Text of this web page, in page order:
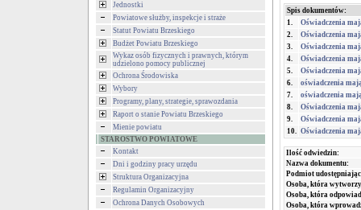
Jednostki
Powiatowe służby, inspekcje i straże
Statut Powiatu Brzeskiego
Budżet Powiatu Brzeskiego
Wykaz osób fizycznych i prawnych, którym
udzielono pomocy publicznej
Ochrona Środowiska
Wybory
Programy, plany, strategie, sprawozdania
Raport o stanie Powiatu Brzeskiego
Mienie powiatu
STAROSTWO POWIATOWE
Kontakt
Dni i godziny pracy urzędu
Struktura Organizacyjna
Regulamin Organizacyjny
Ochrona Danych Osobowych
Spis dokumentów:
1.
Oświadczenia
2.
Oświadczenia
3.
Oświadczenia
4.
Oświadczenia
5.
Oświadczenia
6.
oświadczenia
7.
oświadczenia
8.
Oświadczenia
9.
Oświadczenia
10. Oświadczenia
Ilość odwiedzin:
Nazwa dokumentu:
Podmiot
Osoba, która
Osoba, która
Osoba, która